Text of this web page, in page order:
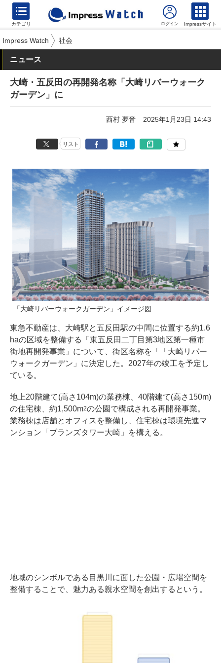
カテゴリ Impressサイト
Impress Watch 社会
ニュース
大崎・五反田の再開発名称「大崎リバーウォーク
ガーデン」に
西村 夢音 2025年1月23日 14:43
リスト
「大崎リバーウォークガーデン」イメージ図
東急不動産は、大崎駅と五反田駅の中間に位置する約1.6
haの区域を整備する「東五反田二丁目第3地区第一種市
街地再開発事業」について、街区名称を「「大崎リバー
ウォークガーデン」に決定した。2027年の竣工を予定し
ている。
地上20階建て(高さ104m)の業務棟、40階建て(高さ150m)
の住宅棟、約1,500m2の公園で構成される再開発事業。
業務棟は店舗とオフィスを整備し、住宅棟は環境先進マ
ンション「ブランズタワー大崎」を構える。
地域のシンボルである目黒川に面した公園・広場空間を
整備することで、魅力ある親水空間を創出するという。